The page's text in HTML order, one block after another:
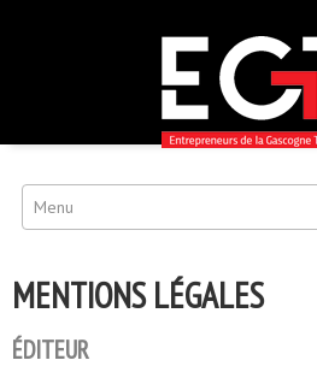
Passer
au
MENTIONS LÉGALES
ÉDITEUR